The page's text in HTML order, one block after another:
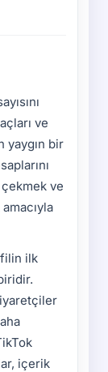
ve
yaygın bir
ve
ilk
içerik